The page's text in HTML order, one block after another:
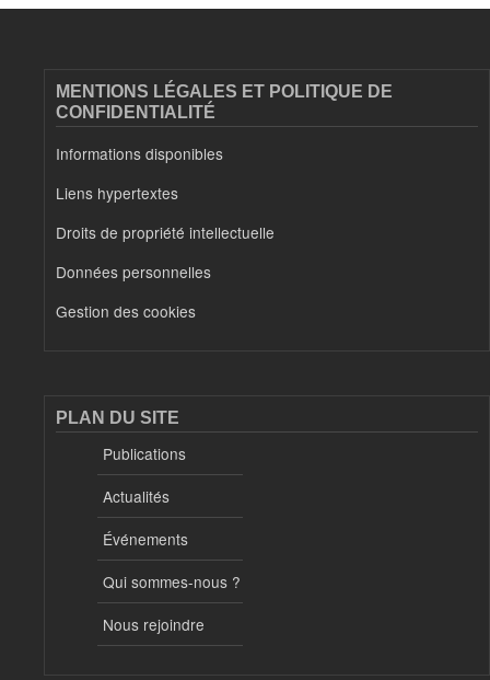
MENTIONS LÉGALES ET POLITIQUE DE
CONFIDENTIALITÉ
Informations disponibles
Liens hypertextes
Droits de propriété intellectuelle
Données personnelles
Gestion des cookies
PLAN DU SITE
Publications
Actualités
Événements
Qui sommes-nous ?
Nous rejoindre